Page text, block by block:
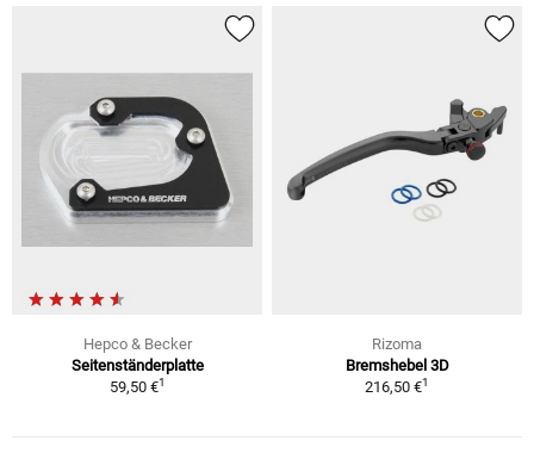
Hepco & Becker
Seitenständerplatte
59,50 €1
Rizoma
Bremshebel 3D
216,50 €1